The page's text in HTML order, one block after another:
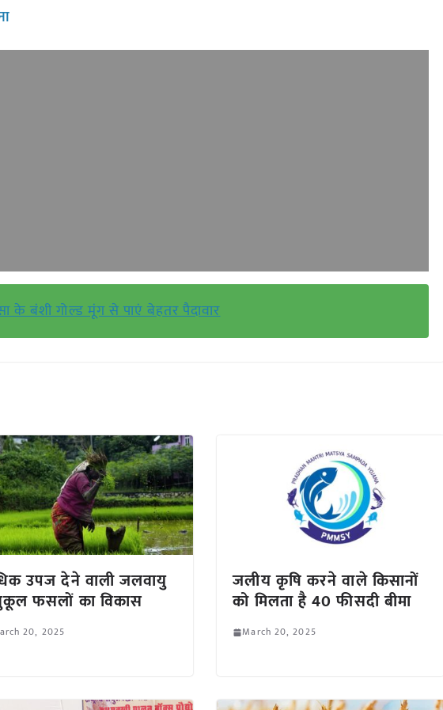
के बंशी गोल्ड मूंग से पाएं बेहतर पैदावार
उपज देने वाली जलवायु
फसलों का विकास
20, 2025
जलीय कृषि करने वाले किसानों
को मिलता है 40 फीसदी बीमा
March 20, 2025